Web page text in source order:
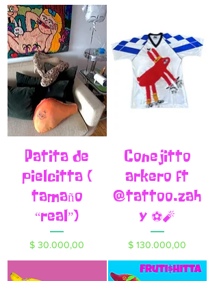
Patita de
pielcitta (
tamaño
“real”)
Precio
$ 30.000,00
Conejitto
arkero ft
@tattoo.zah
y ⚽️🧨
Precio
$ 130.000,00